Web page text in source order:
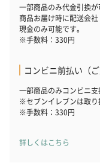
一部商品のみ代金引換が
商品お届け時に配送会
現金のみ可能です。
※手数料：330円
コンビニ前払い（
一部商品のみコンビニ支
※セブンイレブンは取り
※手数料：330円
詳しくはこちら